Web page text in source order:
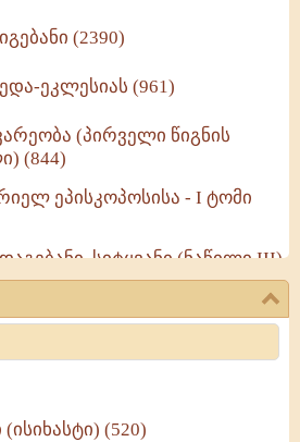
(2390)
ეკლესიას (961)
(პირველი წიგნის
(844)
ეპისკოპოსისა - I ტომი
სიტყვანი (ნაწილი III)
სასარგებლო რჩევები
ეპისკოპოსისა - II ტომი
(520)